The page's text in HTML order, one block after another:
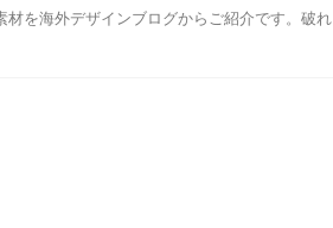
を海外デザインブログからご紹介です。破れ